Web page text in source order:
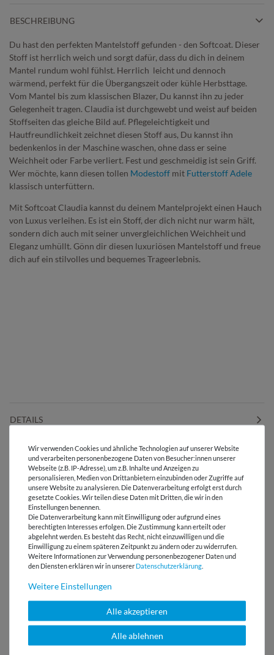
BESCHREIBUNG
Du hast den perfekten Mantelstoff gefunden - den Softcoat. Dieser
Stoff ist herrlich weich und sorgt dafür, dass du dich in deinem
Mantel rundum wohl fühlst. Herrlich leicht und dennoch
wärmend, perfekt für die Übergangszeit oder kühle Herbsttage.
Vom Mantel bis zum klassischen Blazer, Du kannst ihn zu jeder
Gelegenheit tragen. Claudia ist durchgewebt und weist auf beiden
Stoffseiten das gleiche Bild auf. Pflegeleichtigkeit und
Hautfreundlichkeit zeichnet diesen Stoff aus, Du kannst ihn
bedenkenlos in der Maschine waschen, ohne dass er seine
Weichheit oder Farbe verliert. Fest und geschmeidig ist sein Griff.
Wer möchte, kann diesen tollen Modestoff mit Futterstoff Adele
klassisch unterfüttern.
Mit Softcoat Claudia kannst du deinem Mantelprojekt einen Hauch
von Luxus verleihen. Es ist ein Stoff, der dich nicht nur warm hält,
sondern dich auch mit seiner unvergleichlichen Weichheit und
Eleganz umhüllt. Gönn dir diesen luxuriösen Mantelstoff und freue
dich auf ein stilvolles und bequemes Trageerlebnis.
DETAILS
PFLEGEHINWEIS
BEWERTUNGEN
HERSTELLERINFORMATIONEN
Versandkostenfrei ab 60 € -
E-Mail Kundenservice
Antwort in 24h
Wir verwenden Cookies und ähnliche Technologien auf unserer Website
und verarbeiten personenbezogene Daten von Besucher:innen unserer
Webseite (z.B. IP-Adresse), um z.B. Inhalte und Anzeigen zu
personalisieren, Medien von Drittanbietern einzubinden oder Zugriffe auf
unsere Website zu analysieren. Die Datenverarbeitung erfolgt erst durch
gesetzte Cookies. Wir teilen diese Daten mit Dritten, die wir in den
Einstellungen benennen.
Die Datenverarbeitung kann mit Einwilligung oder aufgrund eines
berechtigten Interesses erfolgen. Die Zustimmung kann erteilt oder
abgelehnt werden. Es besteht das Recht, nicht einzuwilligen und die
Einwilligung zu einem späteren Zeitpunkt zu ändern oder zu widerrufen.
Weitere Informationen zur Verwendung personenbezogener Daten und
den Diensten erklären wir in unserer Daten­schutz­erklärung
Weitere Einstellungen
Alle akzeptieren
Alle ablehnen